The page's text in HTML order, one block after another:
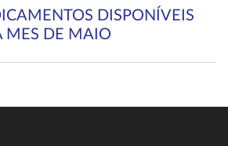
DISPONÍVEIS
MES DE MAIO